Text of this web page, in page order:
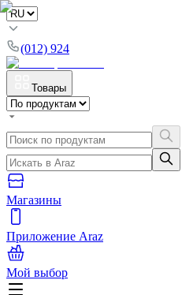
(012) 924
Товары
Магазины
Приложение Araz
Мой выбор